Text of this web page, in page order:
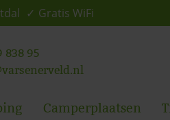
Gratis WiFi
838 95
Camperplaatsen